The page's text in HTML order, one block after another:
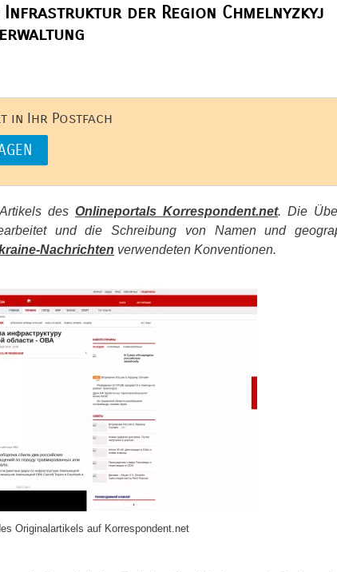
Infrastruktur der Region Chmelnyzkyj
in Ihr Postfach
des Onlineportals Korrespondent.net. Die
und die Schreibung von Namen und
Nachrichten verwendeten Konventionen.
Originalartikels auf Korrespondent.net